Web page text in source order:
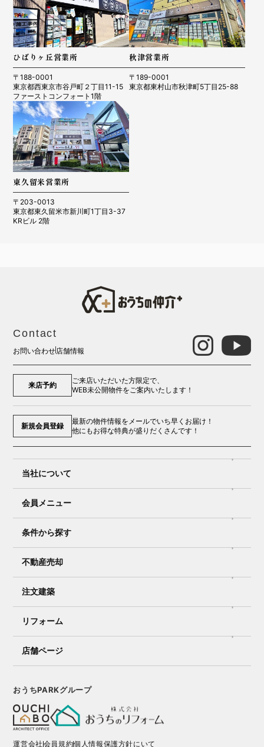
ひばりヶ丘営業所
〒188-0001
東京都西東京市谷戸町２丁目11-15
ファーストコンフォート1階
秋津営業所
〒189-0001
東京都東村山市秋津町5丁目25-88
東久留米営業所
〒203-0013
東京都東久留米市新川町1丁目3-37
KRビル 2階
Contact
お問い合わせ店舗情報
来店予約
ご来店いただいた方限定で、
WEB未公開物件をご案内いたします！
新規会員登録
最新の物件情報をメールでいち早くお届け！
他にもお得な特典が盛りだくさんです！
当社について
会員メニュー
条件から探す
不動産売却
注文建築
リフォーム
店舗ページ
おうちPARKグループ
運営会社会員規約個人情報保護方針にいて